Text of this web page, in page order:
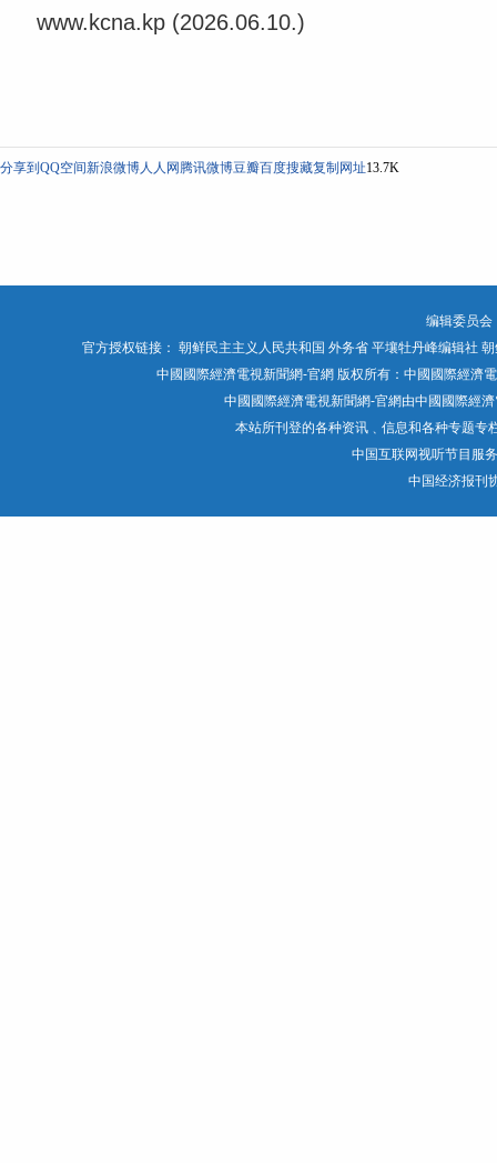
www.kcna.kp (2026.06.10.)
分享到 QQ空间新浪微博人人网 腾讯微博豆瓣百度搜藏复制网址13.7K
编辑委员会
官方授权链接： 朝鲜民主主义人民共和国 外务省 平壤牡丹峰编辑社
中國國際經濟電視新聞網-官網 版权所有：中國國際經
中國國際經濟電視新聞網-官網由中國國際經
本站所刊登的各种资讯﹑信息和各种专题专
中国互联网视听节目服
中国经济报刊